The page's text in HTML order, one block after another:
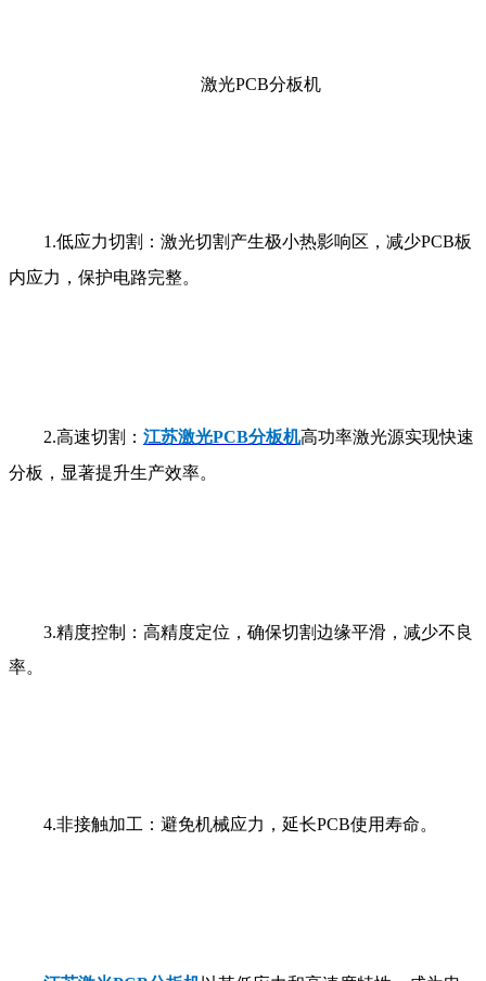
激光PCB分板机
1.低应力切割：激光切割产生极小热影响区，减少PCB板
内应力，保护电路完整。
2.高速切割： 江苏激光PCB分板机高功率激光源实现快速
分板，显著提升生产效率。
3.精度控制：高精度定位，确保切割边缘平滑，减少不良
率。
4.非接触加工：避免机械应力，延长PCB使用寿命。